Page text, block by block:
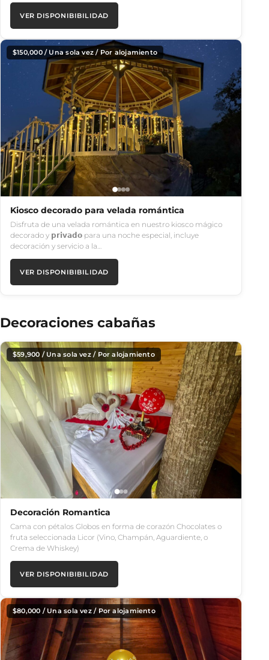
VER DISPONIBIBILIDAD
$150,000/ Una sola vez / Por alojamiento
Kiosco decorado para velada romántica
Disfruta de una velada romántica en nuestro kiosco mágico
decorado y 𝗽𝗿𝗶𝘃𝗮𝗱𝗼 para una noche especial, incluye
decoración y servicio a la…
VER DISPONIBIBILIDAD
Decoraciones cabañas
$59,900 / Una sola vez / Por alojamiento
Decoración Romantica
Cama con pétalos Globos en forma de corazón Chocolates o
fruta seleccionada Licor (Vino, Champán, Aguardiente, o
Crema de Whiskey)
VER DISPONIBIBILIDAD
$80,000 / Una sola vez / Por alojamiento